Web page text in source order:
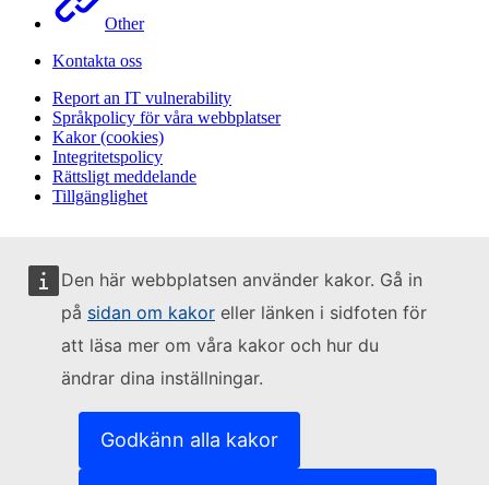
Den här webbplatsen använder kakor. Gå in
på sidan om kakor eller länken i sidfoten för
att läsa mer om våra kakor och hur du
ändrar dina inställningar.
Godkänn alla kakor
Other
Kontakta oss
Report an IT vulnerability
Språkpolicy för våra webbplatser
Kakor (cookies)
Integritetspolicy
Rättsligt meddelande
Tillgänglighet